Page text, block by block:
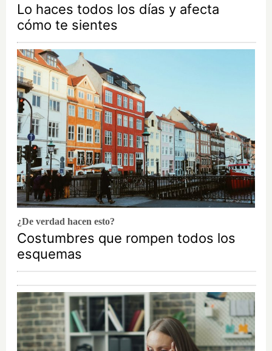
Lo haces todos los días y afecta
cómo te sientes
¿De verdad hacen esto?
Costumbres que rompen todos los
esquemas